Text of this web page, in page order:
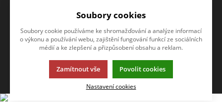
© 2013-2026 Internetový obchod TECAM PCV a.s.
K2 e-shop - První e-shop, který uřídí celou vaši firmu.
Soubory cookies
Soubory cookie používáme ke shromažďování a analýze informací
o výkonu a používání webu, zajištění fungování funkcí ze sociálních
médií a ke zlepšení a přizpůsobení obsahu a reklam.
Zamítnout vše Povolit cookies
Nastavení cookies